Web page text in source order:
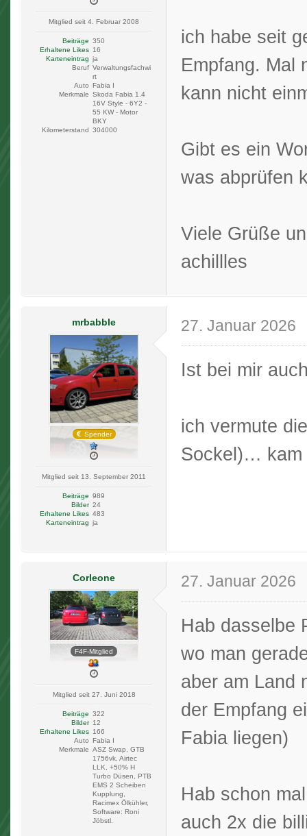
Mitglied seit 4. Februar 2008
Beiträge 350
Erhaltene Likes 16
Karteneintrag ja
Beruf Verwaltungsfachwi
rt
Auto Fabia I
Merkmale Skoda Fabia 1.4
16V Style - 6Y2 -
55 KW - Motor
BKY
Kilometerstand 304000
ich habe seit
Empfang. Mal
kann nicht
Gibt es ein
was abprüfen
Viele Grüße
achillles
mrbabble
Spender
Mitglied seit 13. September 2011
Beiträge 989
Bilder 24
Erhaltene Likes 483
Karteneintrag ja
27. Januar 2026
Ist bei mir
ich vermute
Sockel)… kam
Corleone
F4F-Mitglied
Mitglied seit 27. Juni 2018
Beiträge 322
Bilder 12
Erhaltene Likes 166
Auto
Fabia I
Merkmale ASZ Swap, GTB
1756vk, Airtec
LLK, +50% H
Turbo Düsen, PTB
EMS 2 Scheiben
Kupplung,
Racimex Ölkühler,
Software: Roni
Jöbstl.
27. Januar 2026
Hab dasselbe
wo man
aber am Land
der Empfang
Fabia liegen)
Hab schon
auch 2x die